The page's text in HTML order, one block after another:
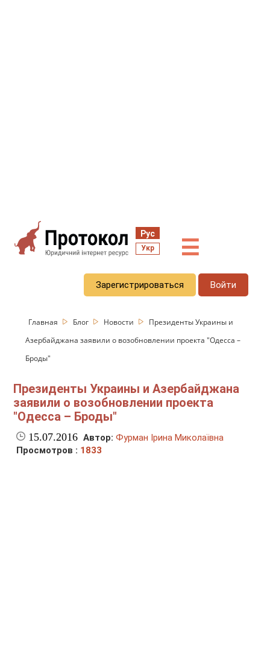
Рус
Укр ☰
Зарегистрироваться Войти
Главная Блог Новости
Президенты Украины и
Азербайджана заявили о возобновлении проекта "Одесса –
Броды"
Президенты Украины и Азербайджана
заявили о возобновлении проекта
"Одесса – Броды"
15.07.2016 Автор: Фурман Ірина Миколаївна
Просмотров : 1833